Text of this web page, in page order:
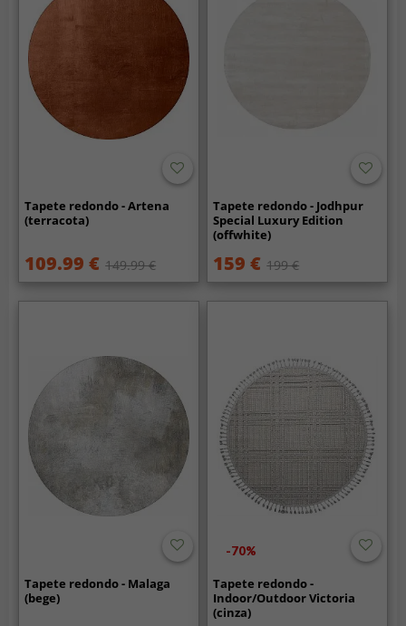
Tapete redondo - Artena
(terracota)
109.99 € 149.99 €
Tapete redondo - Jodhpur
Special Luxury Edition
(offwhite)
159 € 199 €
Tapete redondo - Malaga
(bege)
-70%
Tapete redondo -
Indoor/Outdoor Victoria
(cinza)